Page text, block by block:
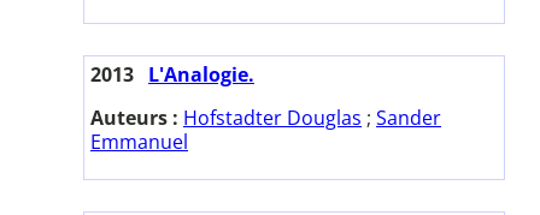
2013 L'Analogie.
Auteurs : Hofstadter Douglas ; Sander
Emmanuel